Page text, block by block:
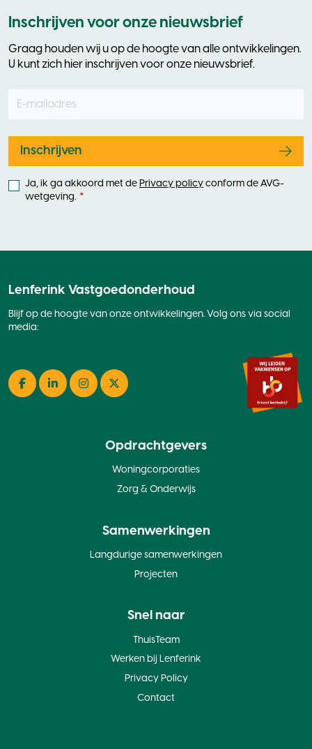
Inschrijven voor onze nieuwsbrief
Graag houden wij u op de hoogte van alle ontwikkelingen.
U kunt zich hier inschrijven voor onze nieuwsbrief.
Leave
blank
Inschrijven
Ja, ik ga akkoord met de Privacy policy conform de AVG-
wetgeving.
Lenferink Vastgoedonderhoud
Blijf op de hoogte van onze ontwikkelingen. Volg ons via social
media:
Facebook
LinkedInInstagramTwitter
Opdrachtgevers
Woningcorporaties
Zorg & Onderwijs
Samenwerkingen
Langdurige samenwerkingen
Projecten
Snel naar
ThuisTeam
Werken bij Lenferink
Privacy Policy
Contact